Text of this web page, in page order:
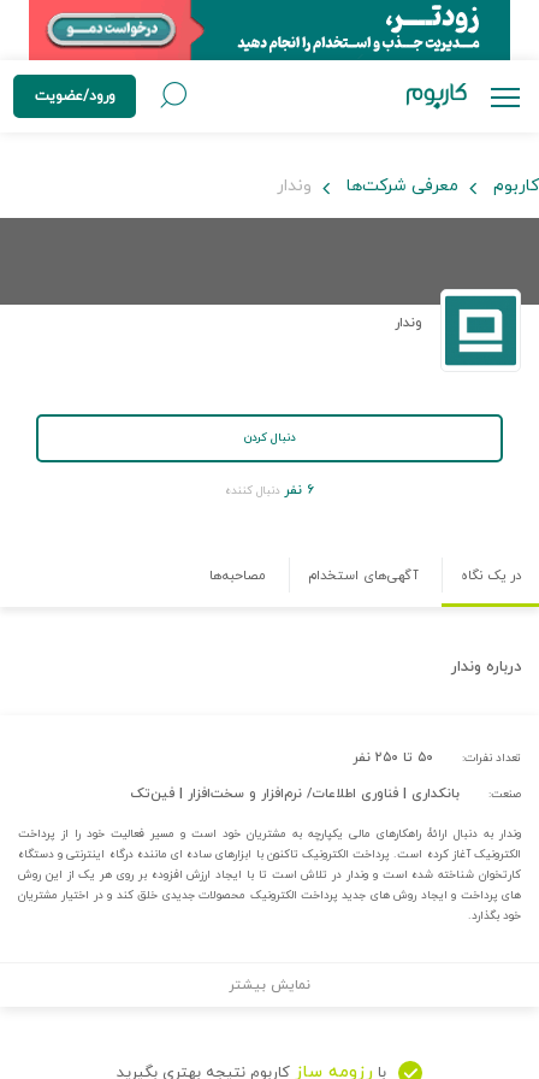
ورود/عضویت
کاربوم معرفی شرکت‌ها وندار
وندار
دنبال کردن
۶ نفر دنبال کننده
در یک نگاه آگهی‌های استخدام مصاحبه‌ها
درباره وندار
تعداد نفرات: ۵۰ تا ۲۵۰ نفر
صنعت: بانکداری | فناوری اطلاعات/ نرم‌افزار و سخت‌افزار | فین‌تک
وندار به دنبال ارائۀ راهکارهای مالی یکپارچه به مشتریان خود است و مسیر فعالیت خود را از پرداخت
الکترونیک آغاز کرده است. پرداخت الکترونیک تاکنون با ابزارهای ساده ای ماننده درگاه اینترنتی و دستگاه
کارتخوان شناخته شده است و وندار در تلاش است تا با ایجاد ارزش افزوده بر روی هر یک از این روش
های پرداخت و ایجاد روش های جدید پرداخت الکترونیک محصولات جدیدی خلق کند و در اختیار مشتریان
خود بگذارد.
نمایش بیشتر
با رزومه ساز کاربوم نتیجه بهتری بگیرید